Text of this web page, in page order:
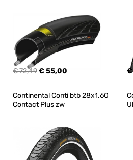
€ 72,49€ 55,00 €
Continental Conti btb 28x1.60
Contact Plus zw